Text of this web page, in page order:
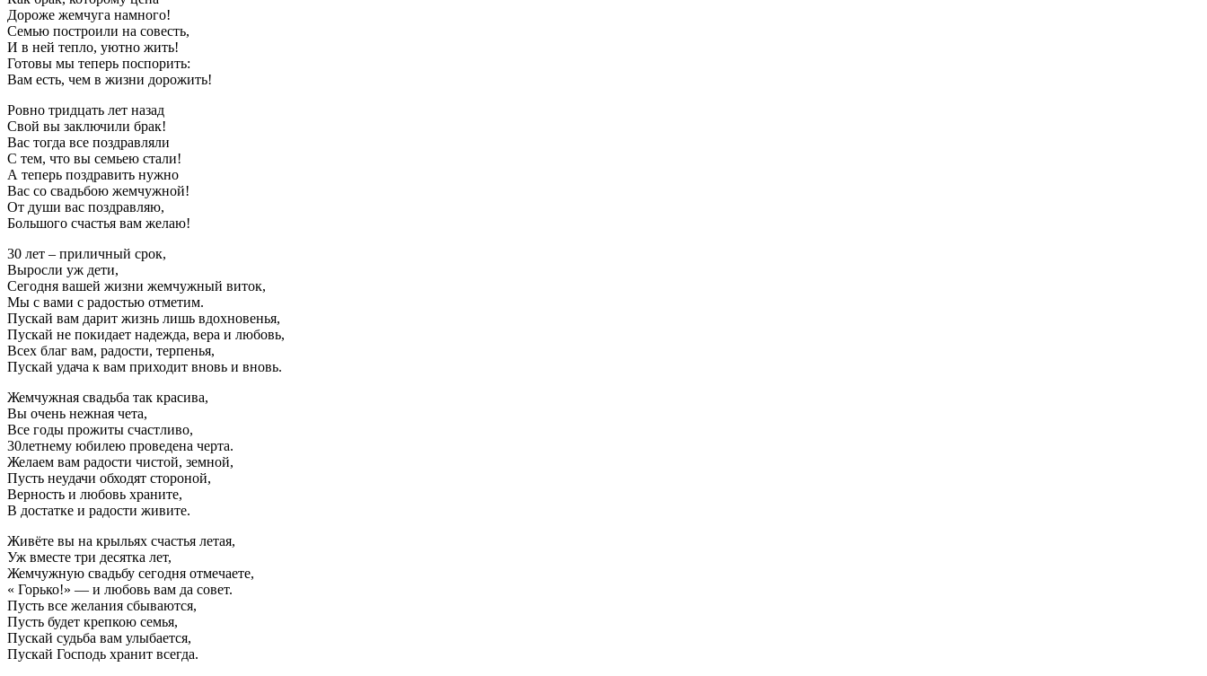
Дороже жемчуга намного!
Семью построили на совесть,
И в ней тепло, уютно жить!
Готовы мы теперь поспорить:
Вам есть, чем в жизни дорожить!
Ровно тридцать лет назад
Свой вы заключили брак!
Вас тогда все поздравляли
С тем, что вы семьею стали!
А теперь поздравить нужно
Вас со свадьбою жемчужной!
От души вас поздравляю,
Большого счастья вам желаю!
30 лет – приличный срок,
Выросли уж дети,
Сегодня вашей жизни жемчужный виток,
Мы с вами с радостью отметим.
Пускай вам дарит жизнь лишь вдохновенья,
Пускай не покидает надежда, вера и любовь,
Всех благ вам, радости, терпенья,
Пускай удача к вам приходит вновь и вновь.
Жемчужная свадьба так красива,
Вы очень нежная чета,
Все годы прожиты счастливо,
30летнему юбилею проведена черта.
Желаем вам радости чистой, земной,
Пусть неудачи обходят стороной,
Верность и любовь храните,
В достатке и радости живите.
Живёте вы на крыльях счастья летая,
Уж вместе три десятка лет,
Жемчужную свадьбу сегодня отмечаете,
« Горько!» — и любовь вам да совет.
Пусть все желания сбываются,
Пусть будет крепкою семья,
Пускай судьба вам улыбается,
Пускай Господь хранит всегда.